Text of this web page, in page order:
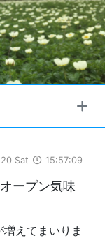
Sat 15:57:09
ープン気味
えてまいりま